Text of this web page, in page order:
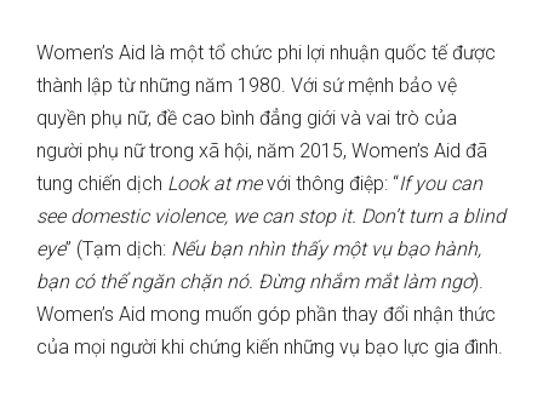
Women’s Aid là một tổ chức phi lợi nhuận quốc tế được
thành lập từ những năm 1980. Với sứ mệnh bảo vệ
quyền phụ nữ, đề cao bình đẳng giới và vai trò của
người phụ nữ trong xã hội, năm 2015, Women’s Aid đã
tung chiến dịch Look at mevới thông điệp: “If you can
see domestic violence, we can stop it. Don’t turn a blind
eye” (Tạm dịch: Nếu bạn nhìn thấy một vụ bạo hành,
bạn có thể ngăn chặn nó. Đừng nhắm mắt làm ngơ).
Women’s Aid mong muốn góp phần thay đổi nhận thức
của mọi người khi chứng kiến những vụ bạo lực gia đình.